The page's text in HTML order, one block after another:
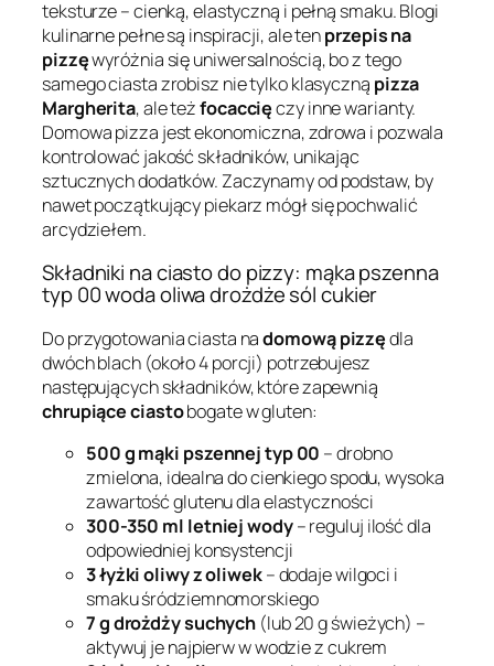
teksturze – cienką, elastyczną i pełną smaku. Blogi
kulinarne pełne są inspiracji, ale tenprzepis na
pizzęwyróżnia się uniwersalnością, bo z tego
samego ciasta zrobisz nie tylko klasyczną pizza
Margherita, ale teżfocaccięczy inne warianty.
Domowa pizza jest ekonomiczna, zdrowa i pozwala
kontrolować jakość składników, unikając
sztucznych dodatków. Zaczynamy od podstaw, by
nawet początkujący piekarz mógł się pochwalić
arcydziełem.
Składniki na ciasto do pizzy: mąka pszenna
typ 00 woda oliwa drożdże sól cukier
Do przygotowania ciasta nadomową pizzędla
dwóch blach (około 4 porcji) potrzebujesz
następujących składników, które zapewnią
chrupiące ciastobogate w gluten:
500 g mąki pszennej typ 00 – drobno
zmielona, idealna do cienkiego spodu, wysoka
zawartość glutenu dla elastyczności
300-350 ml letniej wody– reguluj ilość dla
odpowiedniej konsystencji
3 łyżki oliwy z oliwek– dodaje wilgoci i
smaku śródziemnomorskiego
7 g drożdży suchych (lub 20 g świeżych) –
aktywuj je najpierw w wodzie z cukrem